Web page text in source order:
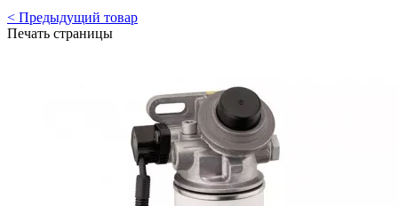
< Предыдущий товар
Печать страницы